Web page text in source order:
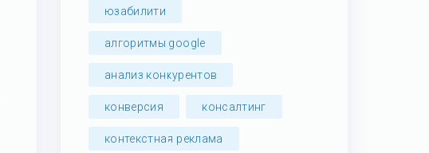
юзабилити
алгоритмы google
анализ конкурентов
конверсия консалтинг
контекстная реклама